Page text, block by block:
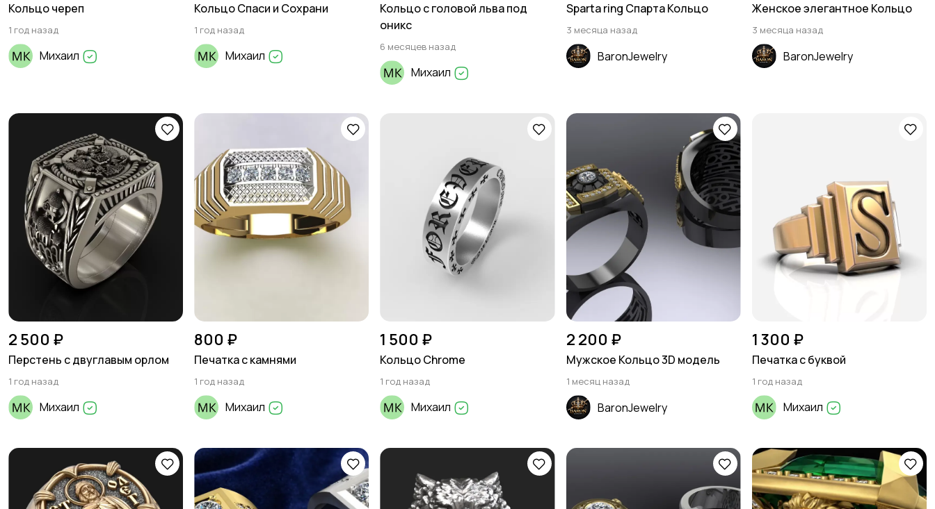
Кольцо череп
1 год назад
Михаил
Кольцо Спаси и Сохрани
1 год назад
Михаил
Кольцо с головой льва под
оникс
6 месяцев назад
Михаил
Sparta ring Спарта Кольцо
3 месяца назад
BaronJewelry
Женское элегантное Кольцо
3 месяца назад
BaronJewelry
2 500 ₽
Перстень с двуглавым орлом
1 год назад
Михаил
800 ₽
Печатка с камнями
1 год назад
Михаил
1 500 ₽
Кольцо Chrome
1 год назад
Михаил
2 200 ₽
Мужское Кольцо 3D модель
1 месяц назад
BaronJewelry
1 300 ₽
Печатка с буквой
1 год назад
Михаил